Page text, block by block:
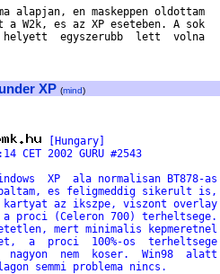
alapjan, en maskeppen oldottam
W2k, es az XP eseteben. A sok
helyett  egyszerubb  lett  volna
XP (mind)
[Hungary]
CET 2002 GURU #2543
XP  ala normalisan BT878-as
es feligmeddig sikerult is,
az ikszpe, viszont overlay
proci (Celeron 700) terheltsege.
mert minimalis kepmeretnel
a  proci  100%-os  terheltsege
nem  koser.  Win98  alatt
semmi problema nincs.